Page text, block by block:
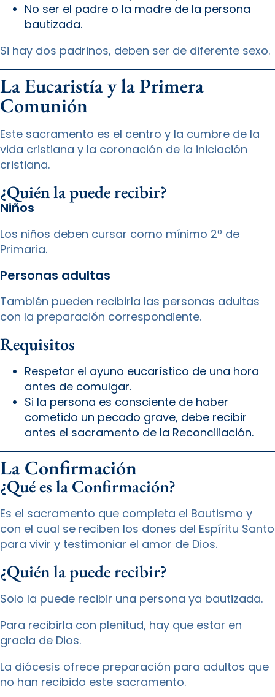
No ser el padre o la madre de la persona
bautizada.
Si hay dos padrinos, deben ser de diferente sexo.
La Eucaristía y la Primera
Comunión
Este sacramento es el centro y la cumbre de la
vida cristiana y la coronación de la iniciación
cristiana.
¿Quién la puede recibir?
Niños
Los niños deben cursar como mínimo 2º de
Primaria.
Personas adultas
También pueden recibirla las personas adultas
con la preparación correspondiente.
Requisitos
Respetar el ayuno eucarístico de una hora
antes de comulgar.
Si la persona es consciente de haber
cometido un pecado grave, debe recibir
antes el sacramento de la Reconciliación.
La Confirmación
¿Qué es la Confirmación?
Es el sacramento que completa el Bautismo y
con el cual se reciben los dones del Espíritu Santo
para vivir y testimoniar el amor de Dios.
¿Quién la puede recibir?
Solo la puede recibir una persona ya bautizada.
Para recibirla con plenitud, hay que estar en
gracia de Dios.
La diócesis ofrece preparación para adultos que
no han recibido este sacramento.